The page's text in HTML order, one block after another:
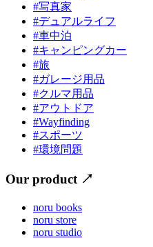
#写真家
#デュアルライフ
#車中泊
#キャンピングカー
#旅
#ガレージ用品
#クルマ用品
#アウトドア
#Wayfinding
#スポーツ
#環境問題
Our product ↗
noru books
noru store
noru studio